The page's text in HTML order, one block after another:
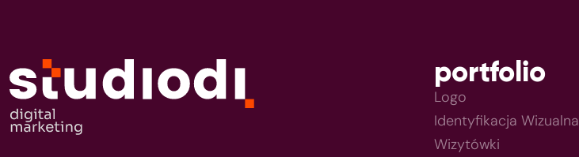
portfolio
Logo
Identyfikacja Wizualna
Wizytówki